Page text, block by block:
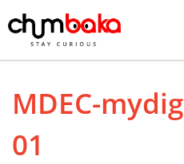
MDEC-
01